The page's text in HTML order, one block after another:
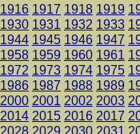
1916 1917 1918 1919
1930 1931 1932 1933
1944 1945 1946 1947
1958 1959 1960 1961
1972 1973 1974 1975
1986 1987 1988 1989
2000 2001 2002 2003
2014 2015 2016 2017
2028 2029 2030 2031